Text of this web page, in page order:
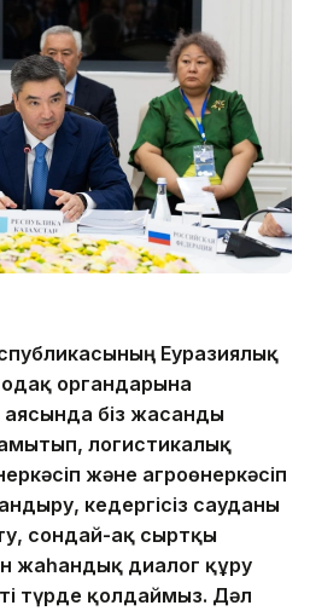
Еуразиялық
органдарына
аясында біз жасанды
логистикалық
және агроөнеркәсіп
кедергісіз сауданы
сондай-ақ сыртқы
жаһандық диалог құру
түрде қолдаймыз. Дәл